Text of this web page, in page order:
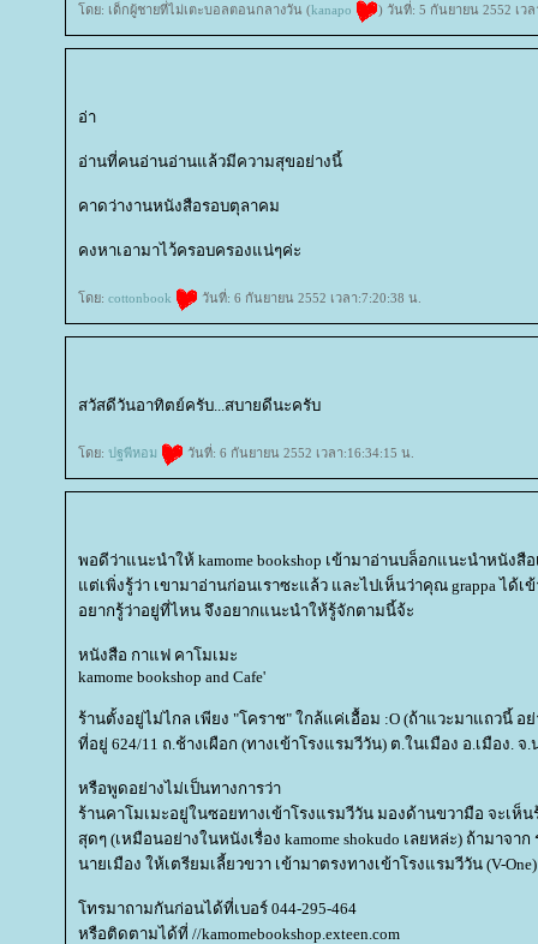
ดย: เด็กผู้ชายที่ไม่เตะบอลตอนกลางวัน (kanapo ) วันที่: 5 กันยายน 2552 เวล
อ่า
อ่านที่คนอ่านอ่านแล้วมีความสุขอย่างนี้
คาดว่างานหนังสือรอบตุลาคม
คงหาเอามาไว้ครอบครองแน่ๆค่ะ
ดย: cottonbook วันที่: 6 กันยายน 2552 เวลา:7:20:38 น.
สวัสดีวันอาทิตย์ครับ...สบายดีนะครับ
ดย: ปฐพีหอม วันที่: 6 กันยายน 2552 เวลา:16:34:15 น.
พอดีว่าแนะนำให้ kamome bookshop เข้ามาอ่านบล็อกแนะนำหนัง
ต่เพิ่งรู้ว่า เขามาอ่านก่อนเราซะแล้ว และไปเห็นว่าคุณ grappa ได้เ
อยากรู้ว่าอยู่ที่ไหน จึงอยากแนะนำให้รู้จักตามนี้จ้ะ
หนังสือ กาแฟ คาโมเมะ
kamome bookshop and Cafe'
ร้านตั้งอยู่ไม่ไกล เพียง "โคราช" ใกล้แค่เอื้อม :O (ถ้าแวะมาแถวนี้ อ
ที่อยู่ 624/11 ถ.ช้างเผือก (ทางเข้าโรงแรมวีวัน) ต.ในเมือง อ.เมือง. จ
หรือพูดอย่างไม่เป็นทางการว่า
ร้านคาโมเมะอยู่ในซอยทางเข้าโรงแรมวีวัน มองด้านขวามือ จะเห็
สุดๆ (เหมือนอย่างในหนังเรื่อง kamome shokudo เลยหล่ะ) ถ้ามาจา
นายเมือง ให้เตรียมเลี้ยวขวา เข้ามาตรงทางเข้าโรงแรมวีวัน (V-One)
ทรมาถามกันก่อนได้ที่เบอร์ 044-295-464
หรือติดตามได้ที่ //kamomebookshop.exteen.com